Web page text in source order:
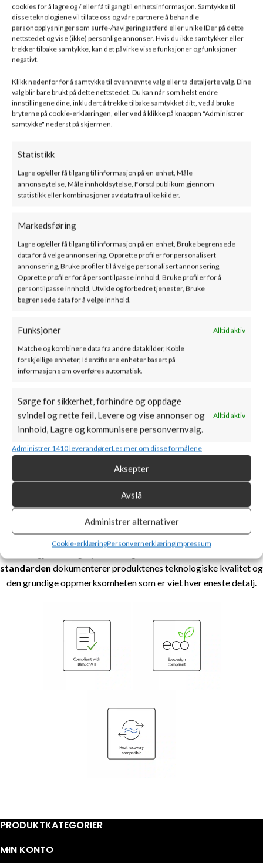
cookies for å lagre og / eller få tilgang til enhetsinformasjon. Samtykke til
disse teknologiene vil tillate oss og våre partnere å behandle
personopplysninger som surfe-/navigeringsatferd eller unike IDer på dette
nettstedet og vise (ikke) personlige annonser. Hvis du ikke samtykker eller
trekker tilbake samtykke, kan det påvirke visse funksjoner og funksjoner
negativt.
Klikk nedenfor for å samtykke til ovennevnte valg eller ta detaljerte valg. Dine
valg blir bare brukt på dette nettstedet. Du kan når som helst endre
innstillingene dine, inkludert å trekke tilbake samtykket ditt, ved å bruke
bryterne på cookie-erklæringen, eller ved å klikke på knappen "Administrer
samtykke" nederst på skjermen.
Statistikk
Lagre og/eller få tilgang til informasjon på en enhet, Måle
annonseytelse, Måle innholdsytelse, Forstå publikum gjennom
statistikk eller kombinasjoner av data fra ulike kilder.
Markedsføring
Lagre og/eller få tilgang til informasjon på en enhet, Bruke begrensede
data for å velge annonsering, Opprette profiler for personalisert
annonsering, Bruke profiler til å velge personalisert annonsering,
Opprette profiler for å persontilpasse innhold, Bruke profiler for å
persontilpasse innhold, Utvikle og forbedre tjenester, Bruke
begrensede data for å velge innhold.
Funksjoner Alltid aktiv
Matche og kombinere data fra andre datakilder, Koble
forskjellige enheter, Identifisere enheter basert på
informasjon som overføres automatisk.
Sørge for sikkerhet, forhindre og oppdage
svindel og rette feil, Levere og vise annonser og
innhold, Lagre og kommunisere personvernvalg.
Alltid aktiv
Administrer 1410 leverandørerLes mer om disse formålene
Aksepter
Avslå
Administrer alternativer
Cookie-erklæringPersonvernerklæringImpressum
71500kr– 88900krink. mva
77500kr–94200krink. mva
BESKRIVELSETILLEGGSINFORMASJONDOKUMENTASJON
MILANO
Et moderne vedfyrt peisinnsats som tilfører hjemmet ditt varme
og en helt spesiell atmosfære.
MILANOer tilgjengelig i flere størrelser, noe som gjør den
velegnet både for store stuer og mindre rom.
Samsvar med standarder og
forskrifter
Alle produkter fraBålstiler utviklet for å oppfylle de høyeste
kravene til kvalitet, ytelse og miljøansvar. Samsvar med
Ecodesign-kravene, kompatibilitet med
standardendokumenterer produktenes teknologiske kvalitet og
den grundige oppmerksomheten som er viet hver eneste detalj.
PRODUKTKATEGORIER
MIN KONTO